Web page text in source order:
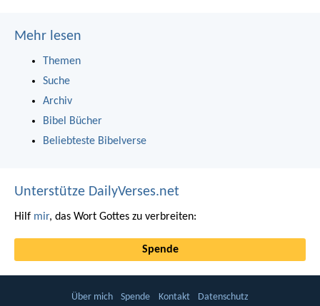
Mehr lesen
Themen
Suche
Archiv
Bibel Bücher
Beliebteste Bibelverse
Unterstütze DailyVerses.net
Hilf mir, das Wort Gottes zu verbreiten:
Spende
Über mich Spende Kontakt Datenschutz